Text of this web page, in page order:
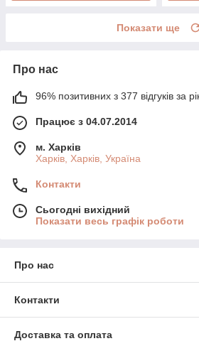
Показати ще
Про нас
96% позитивних з 377 відгуків за
Працює з 04.07.2014
м. Харків
Харків, Харків, Україна
Контакти
Сьогодні вихідний
Показати весь графік роботи
Про нас
Контакти
Доставка та оплата